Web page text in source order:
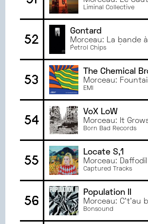
Liminal Collective
52
Gontard
Morceau: La bande
(Instrumental) -
Petrol Chips
53
The Chemical
Morceau:
EMI
54
VoX LoW
Morceau: It
Born Bad Records
55
Locate S,1
Morceau: Daffodil
Captured Tracks
56
Population II
Morceau: C't'au
Bonsound